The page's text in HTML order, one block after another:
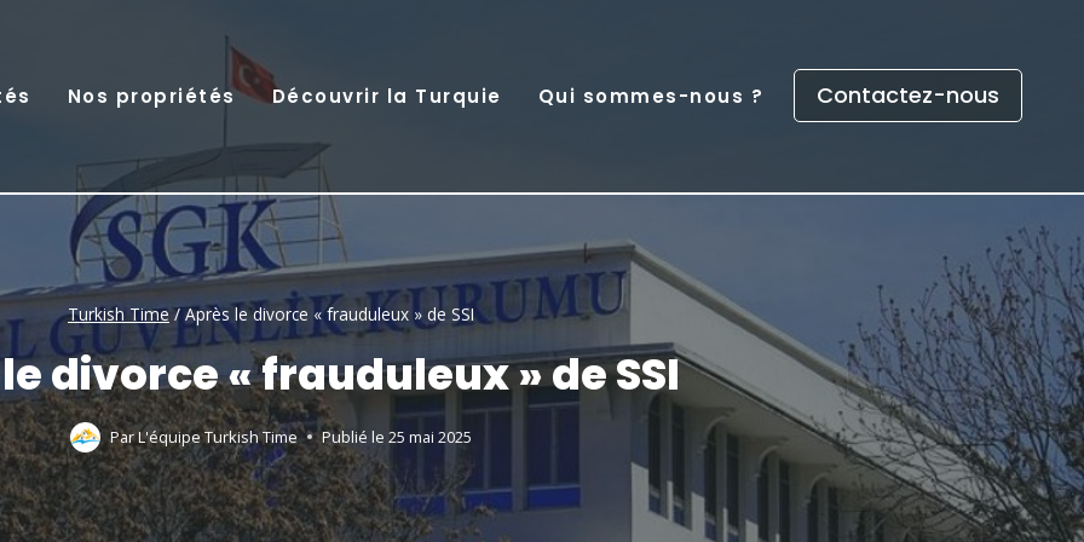
Nos propriétés Découvrir la Turquie Qui sommes-nous ? Contactez-nous
Turkish Time /Après le divorce « frauduleux » de SSI
divorce « frauduleux » de SSI
Par L'équipe Turkish Time Publié le 25 mai 2025